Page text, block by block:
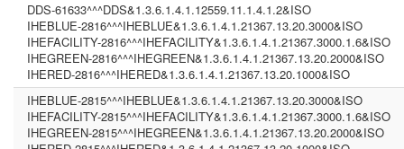
DDS-61633^^^DDS&1.3.6.1.4.1.12559.11.1.4.1.2&ISO
IHEBLUE-2816^^^IHEBLUE&1.3.6.1.4.1.21367.13.20.3000&ISO
IHEFACILITY-2816^^^IHEFACILITY&1.3.6.1.4.1.21367.3000.1.6&ISO
IHEGREEN-2816^^^IHEGREEN&1.3.6.1.4.1.21367.13.20.2000&ISO
IHERED-2816^^^IHERED&1.3.6.1.4.1.21367.13.20.1000&ISO
IHEBLUE-2815^^^IHEBLUE&1.3.6.1.4.1.21367.13.20.3000&ISO
IHEFACILITY-2815^^^IHEFACILITY&1.3.6.1.4.1.21367.3000.1.6&ISO
IHEGREEN-2815^^^IHEGREEN&1.3.6.1.4.1.21367.13.20.2000&ISO